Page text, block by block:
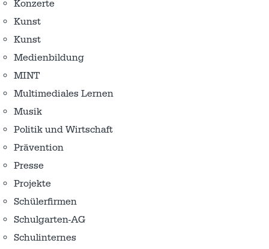
Konzerte
Kunst
Kunst
Medienbildung
MINT
Multimediales Lernen
Musik
Politik und Wirtschaft
Prävention
Presse
Projekte
Schülerfirmen
Schulgarten-AG
Schulinternes